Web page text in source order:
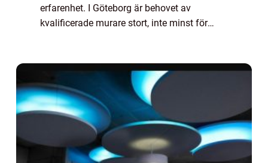
erfarenhet. I Göteborg är behovet av
kvalificerade murare stort, inte minst för